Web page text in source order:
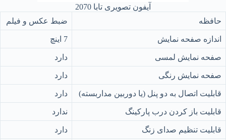
آیفون تصویری تابا 2070
حافظه
ضبط عکس و فیلم
اندازه صفحه نمایش 7 اینچ
صفحه نمایش لمسی دارد
صفحه نمایش رنگی دارد
قابلیت اتصال به دو پنل (یا دوربین مداربسته) دارد
قابلیت باز کردن درب پارکینگ ندارد
قابلیت تنظیم صدای زنگ دارد